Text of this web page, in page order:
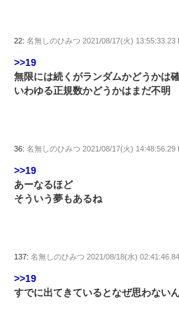
22: 名無しのひみつ 2021/08/17(火) 13:55:33.23
>>19
無限には続くがランダムかどうかは
いわゆる正規数かどうかはまだ不明
36: 名無しのひみつ 2021/08/17(火) 14:48:56.29
>>19
あーなるほど
そういう夢もあるね
137: 名無しのひみつ 2021/08/18(水)
>>19
すでに出てきているとなぜ思わない